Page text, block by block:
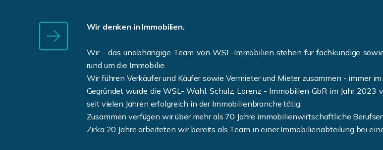
Wir denken in Immobilien.
Wir - das unabhängige Team von WSL-Immobilien stehen für fachkundige
rund um die Immobilie.
Wir führen Verkäufer und Käufer sowie Vermieter und Mieter zusammen - immer
Gegründet wurde die WSL- Wahl, Schulz, Lorenz - Immobilien GbR im Jahr
seit vielen Jahren erfolgreich in der Immobilienbranche tätig.
Zusammen verfügen wir über mehr als 70 Jahre immobilienwirtschaftliche
Zirka 20 Jahre arbeiteten wir bereits als Team in einer Immobilienabteilung bei